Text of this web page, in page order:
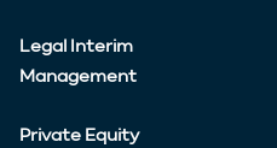
Legal Interim
Management
Private Equity